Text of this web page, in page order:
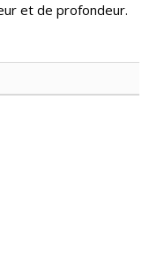
et de profondeur.